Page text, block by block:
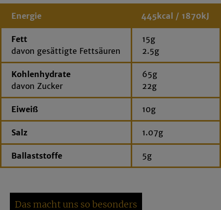
Energie 445kcal / 1870kJ
Fett
davon gesättigte Fettsäuren
15g
2.5g
Kohlenhydrate
davon Zucker
65g
22g
Eiweiß 10g
Salz 1.07g
Ballaststoffe 5g
Das macht uns so besonders